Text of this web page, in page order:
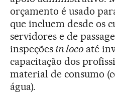
orçamento é usado
que incluem desde os
servidores e de
inspeçõesin locoaté
capacitação dos
material de consumo
água).